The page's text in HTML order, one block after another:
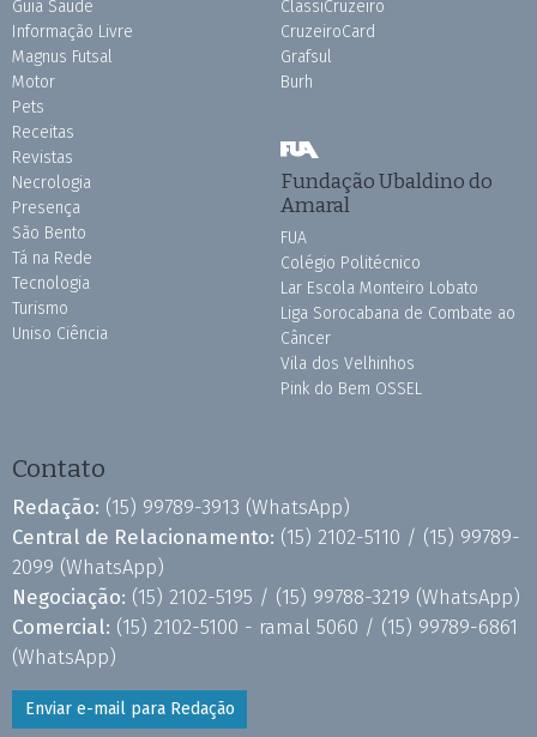
Guia Saúde
Informação Livre
Magnus Futsal
Motor
Pets
Receitas
Revistas
Necrologia
Presença
São Bento
Tá na Rede
Tecnologia
Turismo
Uniso Ciência
ClassiCruzeiro
CruzeiroCard
Grafsul
Burh
Fundação Ubaldino do
Amaral
FUA
Colégio Politécnico
Lar Escola Monteiro Lobato
Liga Sorocabana de Combate ao
Câncer
Vila dos Velhinhos
Pink do Bem OSSEL
Contato
Redação: (15) 99789-3913 (WhatsApp)
Central de Relacionamento: (15) 2102-5110 / (15) 99789-
2099 (WhatsApp)
Negociação: (15) 2102-5195 / (15) 99788-3219 (WhatsApp)
Comercial: (15) 2102-5100 - ramal 5060 / (15) 99789-6861
(WhatsApp)
Enviar e-mail para Redação